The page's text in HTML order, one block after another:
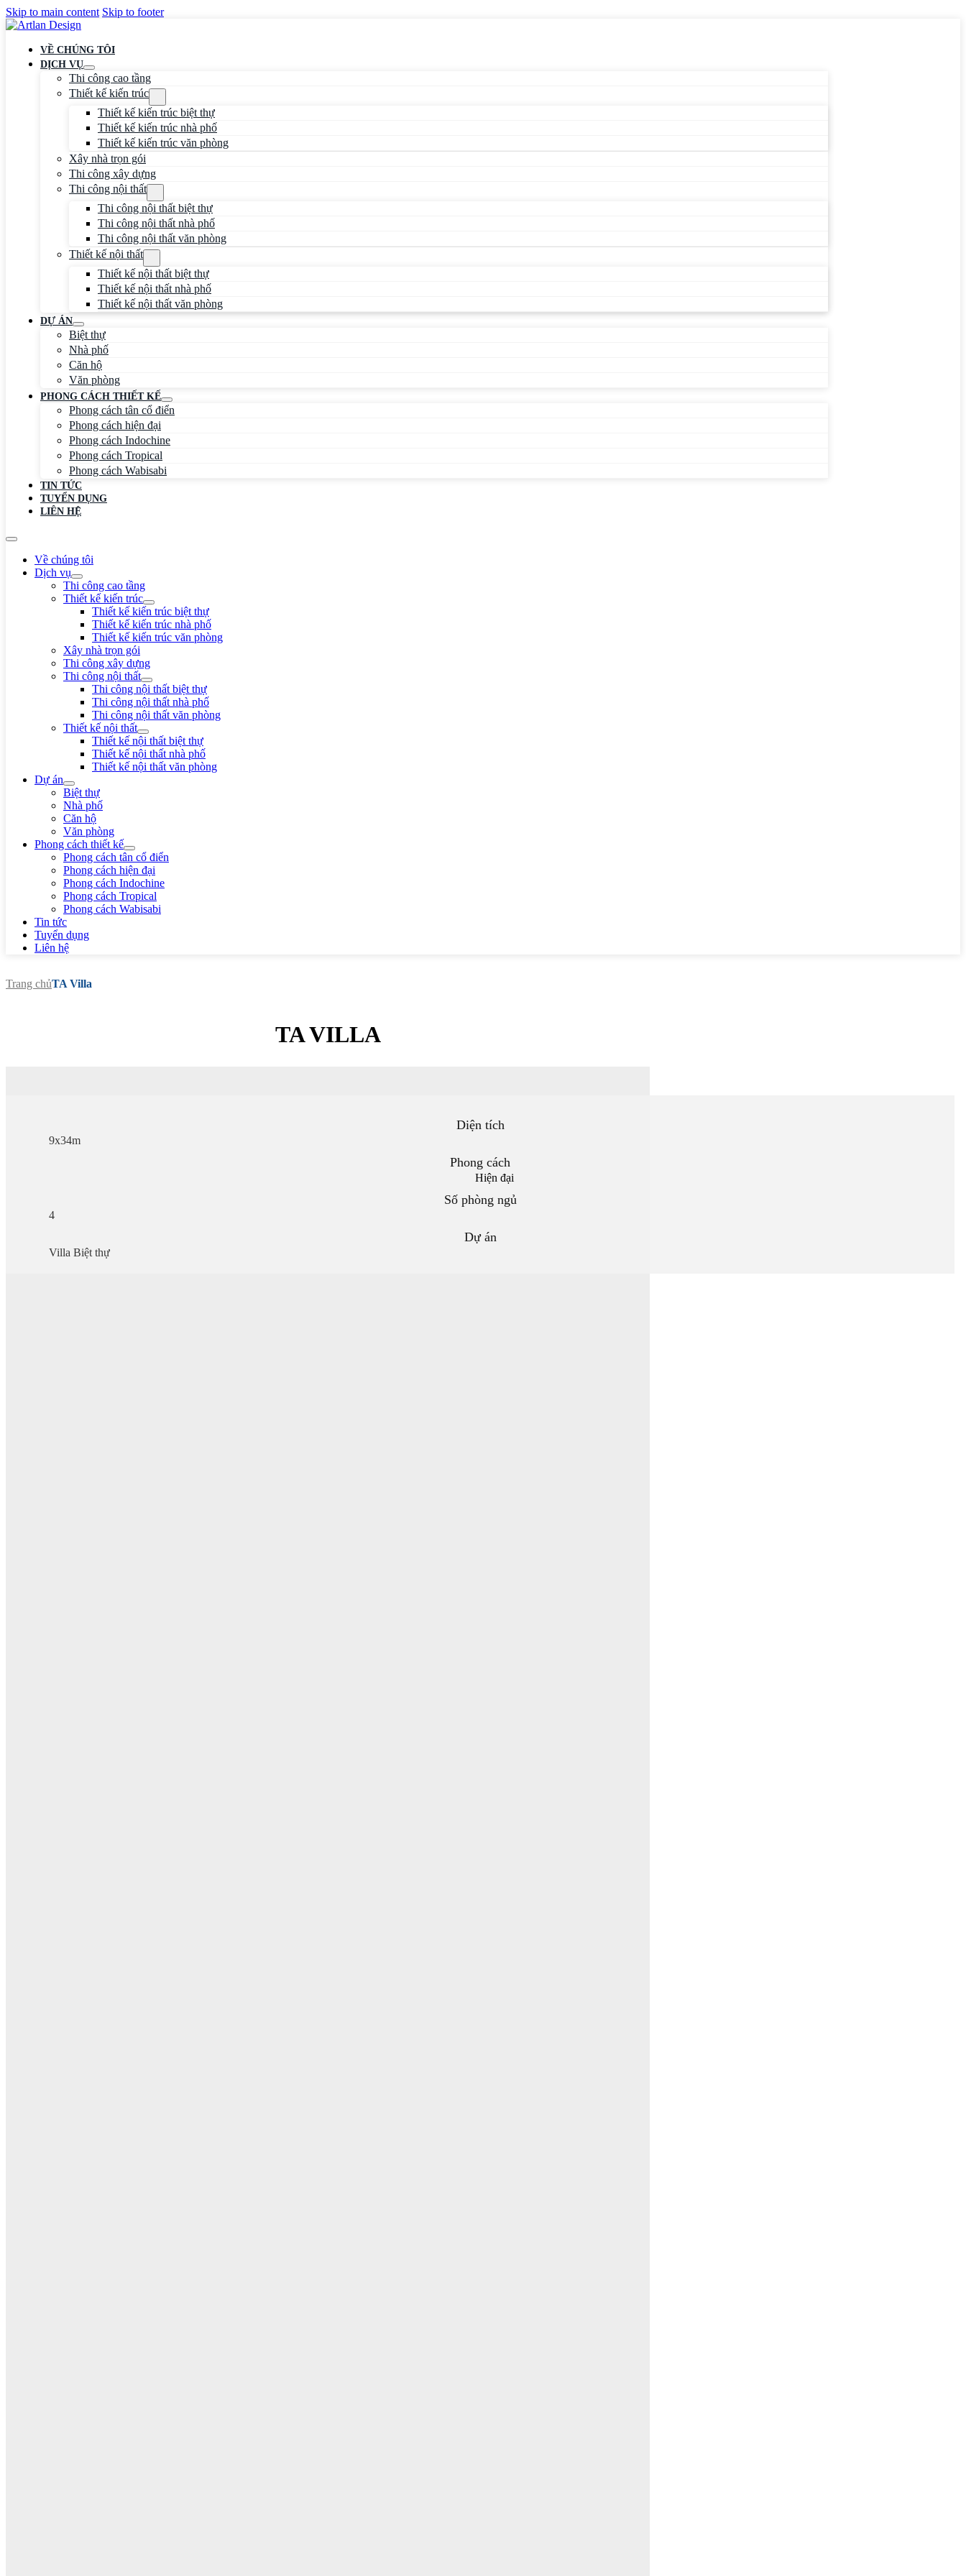
Skip to main content Skip to footer
VỀ CHÚNG TÔI
DỊCH VỤ
Thi công cao tầng
Thiết kế kiến trúc
Thiết kế kiến trúc biệt thự
Thiết kế kiến trúc nhà phố
Thiết kế kiến trúc văn phòng
Xây nhà trọn gói
Thi công xây dựng
Thi công nội thất
Thi công nội thất biệt thự
Thi công nội thất nhà phố
Thi công nội thất văn phòng
Thiết kế nội thất
Thiết kế nội thất biệt thự
Thiết kế nội thất nhà phố
Thiết kế nội thất văn phòng
DỰ ÁN
Biệt thự
Nhà phố
Căn hộ
Văn phòng
PHONG CÁCH THIẾT KẾ
Phong cách tân cổ điển
Phong cách hiện đại
Phong cách Indochine
Phong cách Tropical
Phong cách Wabisabi
TIN TỨC
TUYỂN DỤNG
LIÊN HỆ
Về chúng tôi
Dịch vụ
Thi công cao tầng
Thiết kế kiến trúc
Thiết kế kiến trúc biệt thự
Thiết kế kiến trúc nhà phố
Thiết kế kiến trúc văn phòng
Xây nhà trọn gói
Thi công xây dựng
Thi công nội thất
Thi công nội thất biệt thự
Thi công nội thất nhà phố
Thi công nội thất văn phòng
Thiết kế nội thất
Thiết kế nội thất biệt thự
Thiết kế nội thất nhà phố
Thiết kế nội thất văn phòng
Dự án
Biệt thự
Nhà phố
Căn hộ
Văn phòng
Phong cách thiết kế
Phong cách tân cổ điển
Phong cách hiện đại
Phong cách Indochine
Phong cách Tropical
Phong cách Wabisabi
Tin tức
Tuyển dụng
Liên hệ
Trang chủTA Villa
TA VILLA
Diện tích
9x34m
Phong cách
Hiện đại
Số phòng ngủ
4
Dự án
Villa Biệt thự